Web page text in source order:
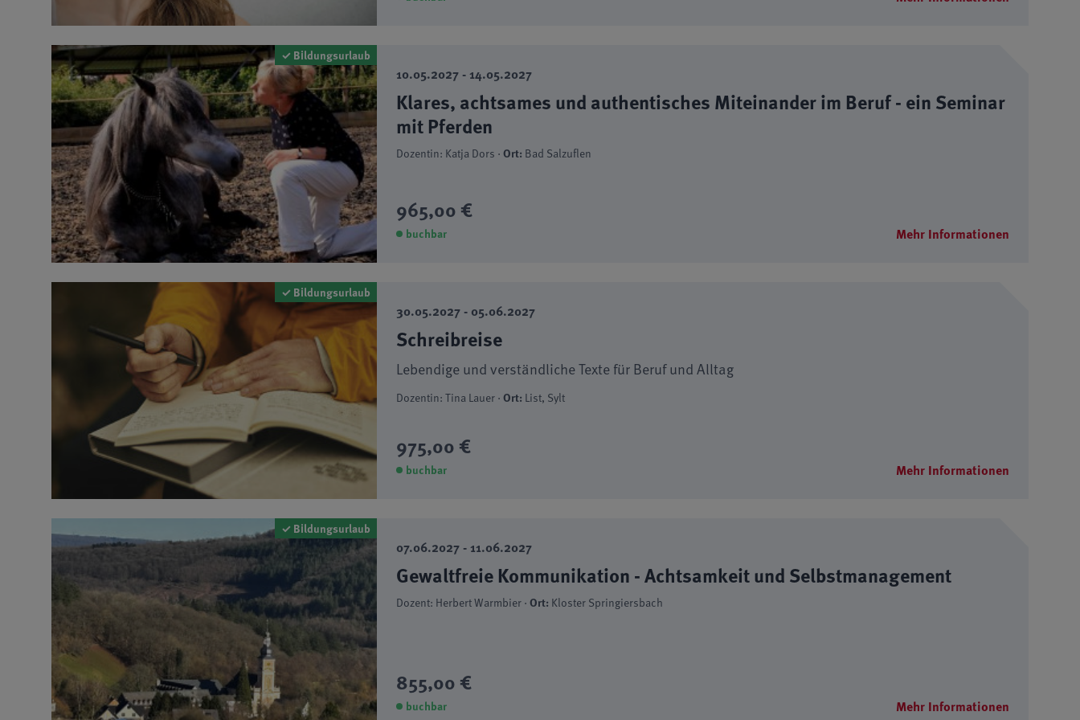
✓ Bildungsurlaub
10.05.2027 - 14.05.2027
Klares, achtsames und authentisches Miteinander im Beruf - ein Seminar
mit Pferden
Dozentin: Katja Dors ·Ort: Bad Salzuflen
965,00 €
buchbar Mehr Informationen
✓ Bildungsurlaub
30.05.2027 - 05.06.2027
Schreibreise
Lebendige und verständliche Texte für Beruf und Alltag
Dozentin: Tina Lauer ·Ort: List, Sylt
975,00 €
buchbar Mehr Informationen
✓ Bildungsurlaub
07.06.2027 - 11.06.2027
Gewaltfreie Kommunikation - Achtsamkeit und Selbstmanagement
Dozent: Herbert Warmbier ·Ort: Kloster Springiersbach
855,00 €
buchbar Mehr Informationen